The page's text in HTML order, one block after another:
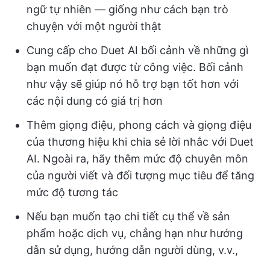
ngữ tự nhiên — giống như cách bạn trò
chuyện với một người thật
Cung cấp cho Duet AI bối cảnh về những gì
bạn muốn đạt được từ công việc. Bối cảnh
như vậy sẽ giúp nó hỗ trợ bạn tốt hơn với
các nội dung có giá trị hơn
Thêm giọng điệu, phong cách và giọng điệu
của thương hiệu khi chia sẻ lời nhắc với Duet
AI. Ngoài ra, hãy thêm mức độ chuyên môn
của người viết và đối tượng mục tiêu để tăng
mức độ tương tác
Nếu bạn muốn tạo chi tiết cụ thể về sản
phẩm hoặc dịch vụ, chẳng hạn như hướng
dẫn sử dụng, hướng dẫn người dùng, v.v.,